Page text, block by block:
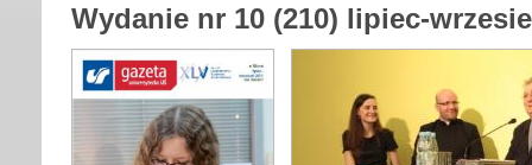
Wydanie nr 10 (210) lipiec-